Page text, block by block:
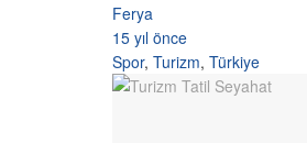
Ferya
15 yıl önce
Spor, Turizm, Türkiye